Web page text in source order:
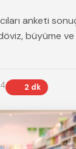
anketi
büyüme
2 dk